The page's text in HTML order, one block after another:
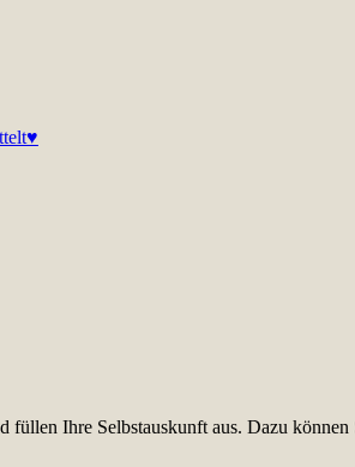
füllen Ihre Selbstauskunft aus. Dazu